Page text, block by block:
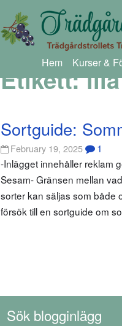
Hem Kurser &
Etikett:
Sortguide:
February 19, 2025 1
-Inlägget innehåller reklam
Sesam- Gränsen mellan
sorter kan säljas som både
försök till en sortguide om
Sök blogginlägg